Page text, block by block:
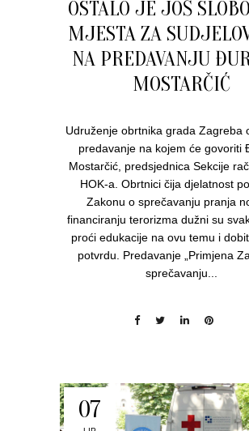
OSTALO JE JOŠ
MJESTA ZA
NA PREDAVANJU
MOSTARČIĆ
Udruženje obrtnika grada Zagreba
predavanje na kojem će govoriti
Mostarčić, predsjednica Sekcije
HOK-a. Obrtnici čija djelatnost
Zakonu o sprečavanju pranja
financiranju terorizma dužni su
proći edukacije na ovu temu i
potvrdu. Predavanje „Primjena
sprečavanju...
07